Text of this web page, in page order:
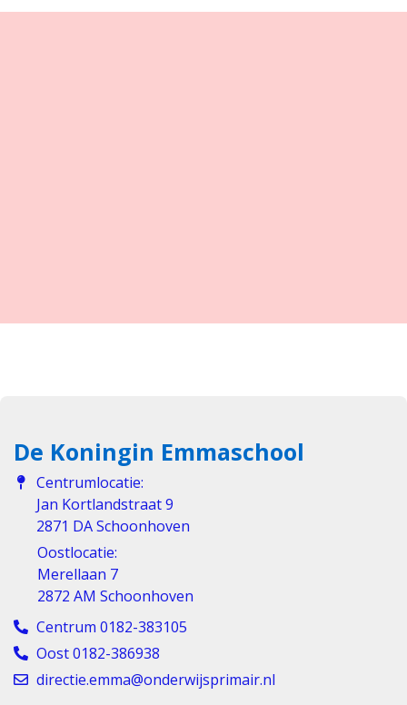
De Koningin Emmaschool
Centrumlocatie:
Jan Kortlandstraat 9
2871 DA Schoonhoven
Oostlocatie:
Merellaan 7
2872 AM Schoonhoven
Centrum 0182-383105
Oost 0182-386938
directie.emma@onderwijsprimair.nl